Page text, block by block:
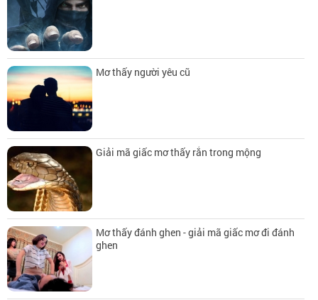
Mơ thấy người yêu cũ
Giải mã giấc mơ thấy rắn trong mộng
Mơ thấy đánh ghen - giải mã giấc mơ đi đánh
ghen